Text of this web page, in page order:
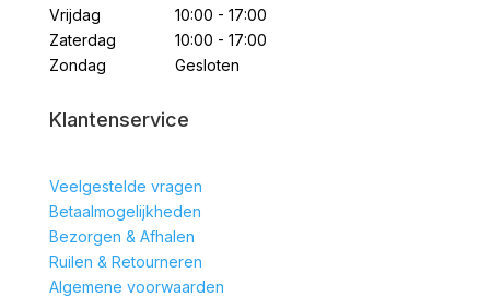
Vrijdag
10:00 - 17:00
Zaterdag
10:00 - 17:00
Zondag
Gesloten
Klantenservice
Veelgestelde vragen
Betaalmogelijkheden
Bezorgen & Afhalen
Ruilen & Retourneren
Algemene voorwaarden